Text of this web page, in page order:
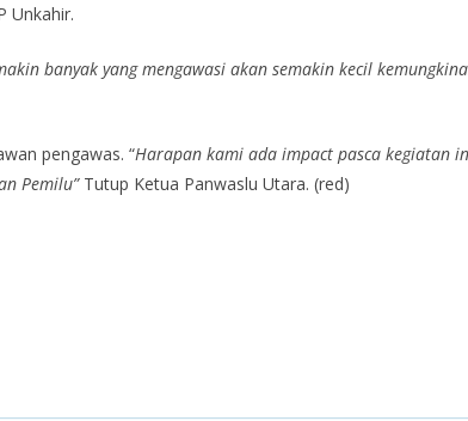
Unkahir.
banyak yang mengawasi akan semakin kecil
pengawas. “Harapan kami ada impact pasca kegiatan
Pemilu” Tutup Ketua Panwaslu Utara. (red)